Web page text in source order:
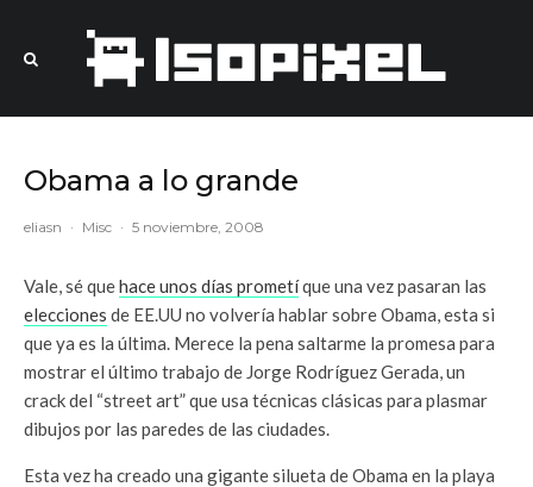
Obama a lo grande
eliasn · Misc · 5 noviembre, 2008
Vale, sé quehace unos días prometíque una vez pasaran las
elecciones de EE.UU no volvería hablar sobre Obama, esta si
que ya es la última. Merece la pena saltarme la promesa para
mostrar el último trabajo de Jorge Rodríguez Gerada, un
crack del “street art” que usa técnicas clásicas para plasmar
dibujos por las paredes de las ciudades.
Esta vez ha creado una gigante silueta de Obama en la playa